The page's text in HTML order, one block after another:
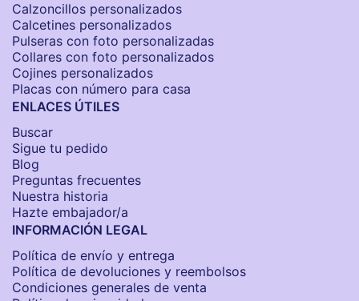
Calzoncillos personalizados​
Calcetines personalizados
Pulseras con foto personalizadas
Collares con foto personalizados
Cojines personalizados
Placas con número para casa
ENLACES ÚTILES
Buscar
Sigue tu pedido
Blog
Preguntas frecuentes
Nuestra historia
Hazte embajador/a
INFORMACIÓN LEGAL
Política de envío y entrega
Política de devoluciones y reembolsos
Condiciones generales de venta